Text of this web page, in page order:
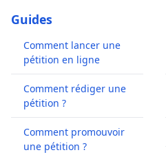
Guides
Comment lancer une
pétition en ligne
Comment rédiger une
pétition ?
Comment promouvoir
une pétition ?